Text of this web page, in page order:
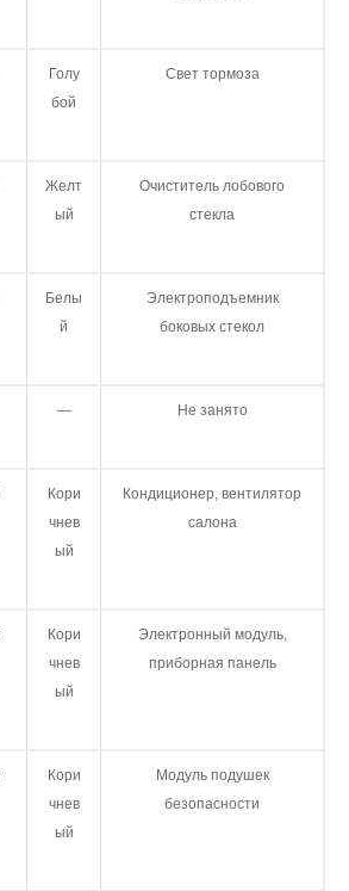
Голу
бой
Свет тормоза
Желт
ый
Очиститель лобового
стекла
Белы
й
Электроподъемник
боковых стекол
— Не занято
Кори
чнев
ый
Кондиционер, вентилятор
салона
Кори
чнев
ый
Электронный модуль,
приборная панель
Кори
чнев
ый
Модуль подушек
безопасности